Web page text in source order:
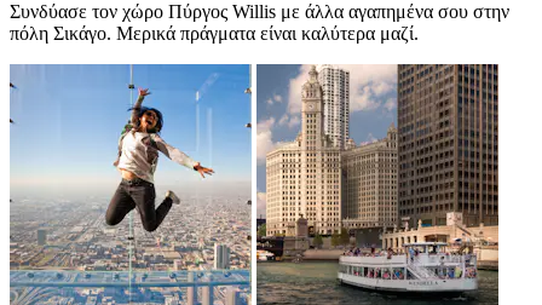
Συνδύασε τον χώρο Πύργος Willis με άλλα αγαπημένα σου στην
πόλη Σικάγο. Μερικά πράγματα είναι καλύτερα μαζί.